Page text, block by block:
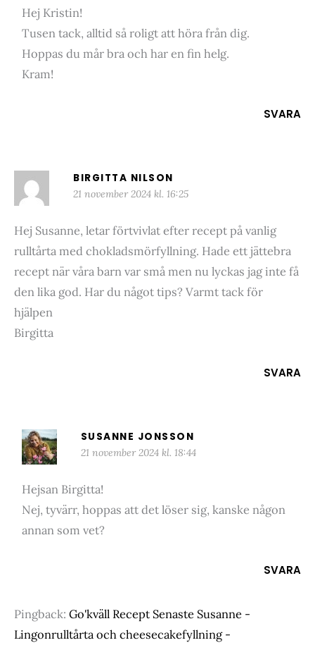
Hej Kristin!
Tusen tack, alltid så roligt att höra från dig.
Hoppas du mår bra och har en fin helg.
Kram!
SVARA
BIRGITTA NILSON
21 november 2024 kl. 16:25
Hej Susanne, letar förtvivlat efter recept på vanlig
rulltårta med chokladsmörfyllning. Hade ett jättebra
recept när våra barn var små men nu lyckas jag inte få
den lika god. Har du något tips? Varmt tack för
hjälpen
Birgitta
SVARA
SUSANNE JONSSON
21 november 2024 kl. 18:44
Hejsan Birgitta!
Nej, tyvärr, hoppas att det löser sig, kanske någon
annan som vet?
SVARA
Pingback: Go'kväll Recept Senaste Susanne -
Lingonrulltårta och cheesecakefyllning -